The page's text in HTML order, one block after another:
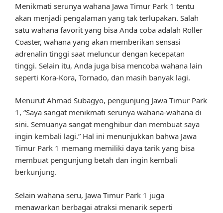
Menikmati serunya wahana Jawa Timur Park 1 tentu
akan menjadi pengalaman yang tak terlupakan. Salah
satu wahana favorit yang bisa Anda coba adalah Roller
Coaster, wahana yang akan memberikan sensasi
adrenalin tinggi saat meluncur dengan kecepatan
tinggi. Selain itu, Anda juga bisa mencoba wahana lain
seperti Kora-Kora, Tornado, dan masih banyak lagi.
Menurut Ahmad Subagyo, pengunjung Jawa Timur Park
1, “Saya sangat menikmati serunya wahana-wahana di
sini. Semuanya sangat menghibur dan membuat saya
ingin kembali lagi.” Hal ini menunjukkan bahwa Jawa
Timur Park 1 memang memiliki daya tarik yang bisa
membuat pengunjung betah dan ingin kembali
berkunjung.
Selain wahana seru, Jawa Timur Park 1 juga
menawarkan berbagai atraksi menarik seperti